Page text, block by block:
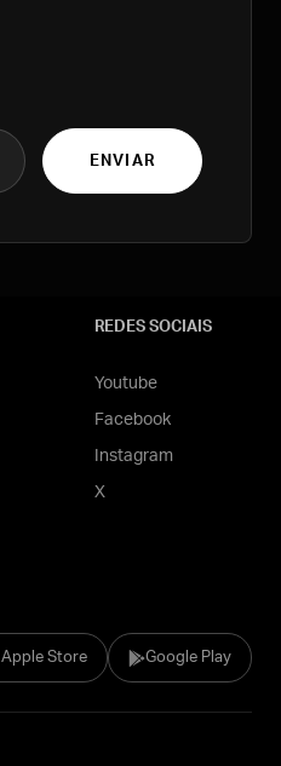
ENVIAR
Apple Store Google Play
REDES SOCIAIS
Youtube
Facebook
Instagram
X